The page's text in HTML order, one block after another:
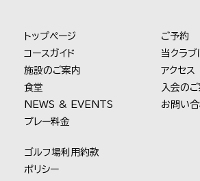
トップページ
コースガイド
施設のご案内
食堂
NEWS & EVENTS
プレー料金
ご予約
当クラブ
アクセス
入会の
お問い
ゴルフ場利用約款
ポリシー